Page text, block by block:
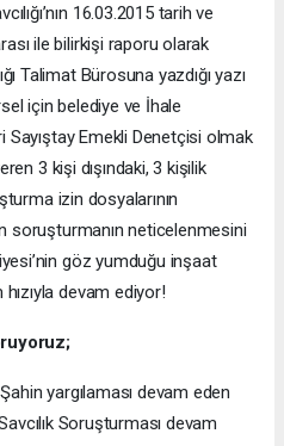
16.03.2015 tarih ve
ile bilirkişi raporu olarak
Talimat Bürosuna yazdığı yazı
için belediye ve İhale
Sayıştay Emekli Denetçisi olmak
3 kişi dışındaki, 3 kişilik
izin dosyalarının
soruşturmanın neticelenmesini
göz yumduğu inşaat
devam ediyor!
yargılaması devam eden
Soruşturması devam